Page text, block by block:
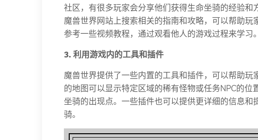
社区，有很多玩家会分享他们获得生命坐骑的经验和
魔兽世界网站上搜索相关的指南和攻略，可以帮助
参考一些视频教程，通过观看他人的游戏过程来学习。
3. 利用游戏内的工具和插件
魔兽世界提供了一些内置的工具和插件，可以帮助
的地图可以显示特定区域的稀有怪物或任务NPC的
坐骑的出现点。一些插件也可以提供更详细的信息和
骑。